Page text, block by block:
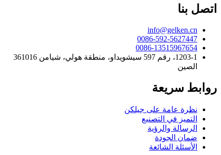
اتصل بنا
info@gelken.cn
0086-592-5627447
0086-13515967654
1203-1، رقم 597 سيشويداو، منطقة هولي، شيامن 361016
الصين
روابط سريعة
نظرة عامة على جيلكن
التميز في التصنيع
الرسالة والرؤية
ضمان الجودة
الأسئلة الشائعة